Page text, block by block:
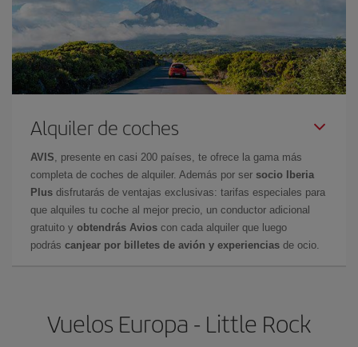
Alquiler de coches
AVIS , presente en casi 200 países, te ofrece la gama más
completa de coches de alquiler. Además por ser socio Iberia
Plus disfrutarás de ventajas exclusivas: tarifas especiales para
que alquiles tu coche al mejor precio, un conductor adicional
gratuito y obtendrás Avios con cada alquiler que luego
podrás canjear por billetes de avión y experiencias de ocio.
Vuelos Europa - Little Rock